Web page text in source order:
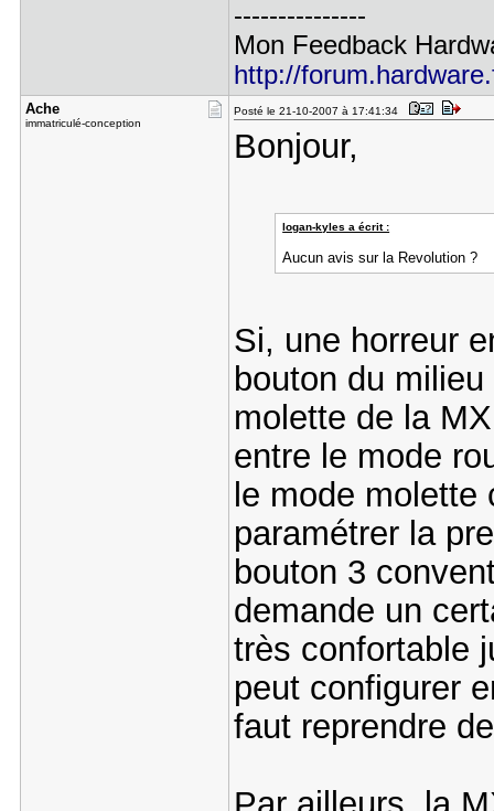
---------------
Mon Feedback
http://
Ache
immatriculé-conception
Posté le 21-10-2007 à 17:41:34
Bonjour,
logan-kyles a écrit :
Aucun avis sur la Revolution ?
Si, une horreur
bouton du
molette de la
entre le mode
le mode
paramétrer la
bouton 3
demande un
très confortable
peut configurer
faut reprendre
Par ailleurs, la